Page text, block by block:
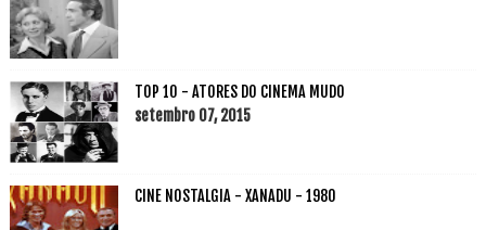
TOP 10 - ATORES DO CINEMA MUDO
setembro 07, 2015
CINE NOSTALGIA - XANADU - 1980